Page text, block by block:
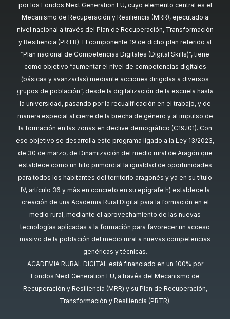
por los Fondos Next Generation EU, cuyo elemento central es el
Mecanismo de Recuperación y Resiliencia (MRR), ejecutado a
nivel nacional a través del Plan de Recuperación, Transformación
y Resiliencia (PRTR). El componente 19 de dicho plan referido al
“Plan nacional de Competencias Digitales (Digital Skills)”, tiene
como objetivo “aumentar el nivel de competencias digitales
(básicas y avanzadas) mediante acciones dirigidas a diversos
grupos de población”, desde la digitalización de la escuela hasta
la universidad, pasando por la recualificación en el trabajo, y de
manera especial al cierre de la brecha de género y al impulso de
la formación en las zonas en declive demográfico (C19.I01). Con
ese objetivo se desarrolla este programa ligado a la Ley 13/2023,
de 30 de marzo, de Dinamización del medio rural de Aragón que
establece como un hito primordial la igualdad de oportunidades
para todos los habitantes del territorio aragonés y ya en su título
IV, artículo 36 y más en concreto en su epígrafe h) establece la
creación de una Academia Rural Digital para la formación en el
medio rural, mediante el aprovechamiento de las nuevas
tecnologías aplicadas a la formación para favorecer un acceso
masivo de la población del medio rural a nuevas competencias
genéricas y técnicas.
ACADEMIA RURAL DIGITAL está financiado en un 100% por
Fondos Next Generation EU, a través del Mecanismo de
Recuperación y Resiliencia (MRR) y su Plan de Recuperación,
Transformación y Resiliencia (PRTR).